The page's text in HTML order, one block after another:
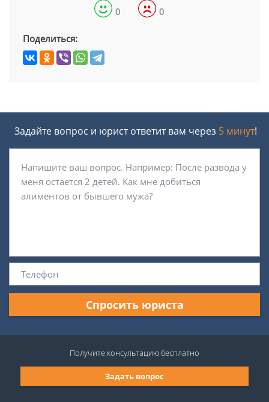
0 0
Поделиться:
Задайте вопрос и юрист ответит вам через 5 минут!
Спросить юриста
Задать вопрос
Получите консультациюбесплатно